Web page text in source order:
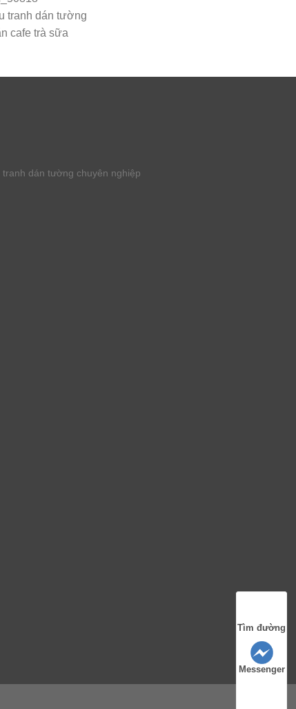
tranh dán tường
cafe trà sữa
dán tường chuyên nghiệp
Tìm đường
Messenger